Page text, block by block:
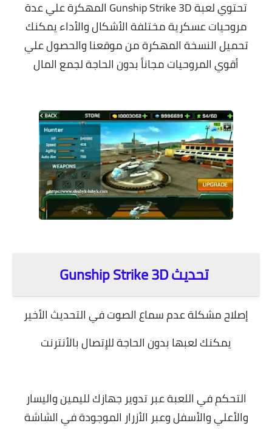
تحتوي لعبة Gunship Strike 3D المهكرة علي عدة
مروحيات عسكرية مختلفة الأشكال والأداء يمكنك
تحميل النسخة المهكرة من موقعنا والحصول علي
أقوي المروحيات مجاناً بدون الحاجة لجمع المال
تحديث Gunship Strike 3D
إصلاح مشكلة عدم سماع الصوت في التحديث الأخير
يمكنك لعبها بدون الحاجة للإتصال بالأنترنت
التحكم في اللعبة عبر تدوير جهازك لليمين واليسار
والأعلي والأسفل وعبر الأزرار الموجودة في الشاشة